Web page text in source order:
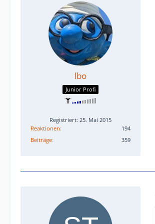
lbo
Junior Profi
Registriert: 25. Mai 2015
Reaktionen
194
Beiträge
359